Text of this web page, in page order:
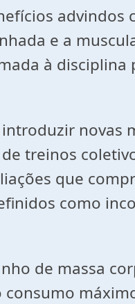
e a
à
novas
treinos
que
como
de massa